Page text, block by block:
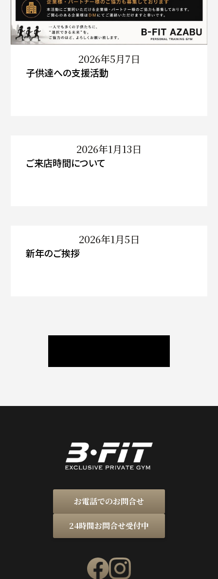
2026年5月7日
子供達への支援活動
2026年1月13日
ご来店時間について
2026年1月5日
新年のご挨拶
お電話でのお問合せ
24時間お問合せ受付中